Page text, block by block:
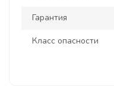
Гарантия
Класс опасности